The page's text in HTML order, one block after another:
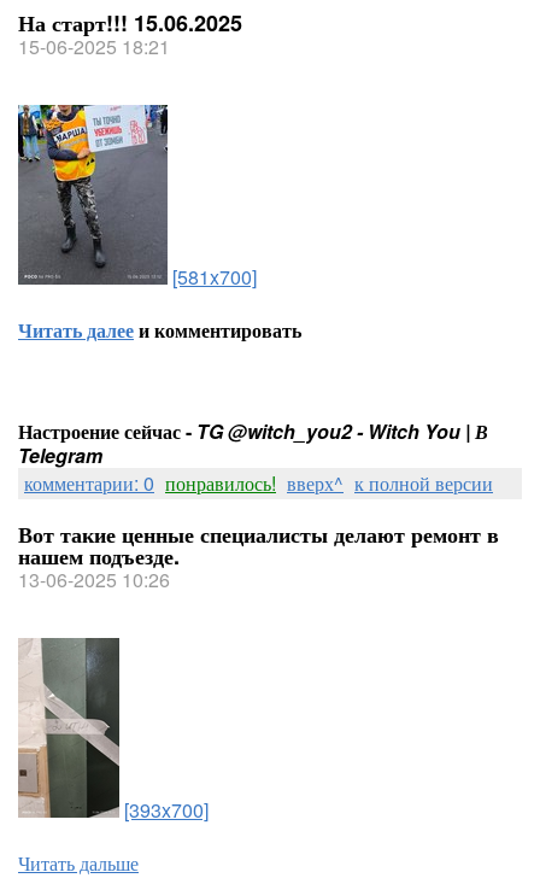
На старт!!! 15.06.2025
15-06-2025 18:21
[581x700]
Читать далееи комментировать
Настроение сейчас - TG @witch_you2 - Witch You | В
Telegram
комментарии: 0 понравилось! вверх^ к полной версии
Вот такие ценные специалисты делают ремонт в
нашем подъезде.
13-06-2025 10:26
[393x700]
Читать дальше